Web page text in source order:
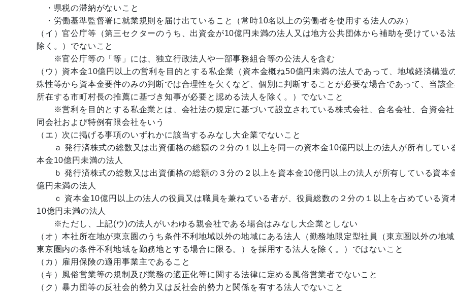
・県税の滞納がないこと
・労働基準監督署に就業規則を届け出ていること（常時10名以上の労働者を使用する法人のみ）
（イ）官公庁等（第三セクターのうち、出資金が10億円未満の法人又は地方公共団体から補助を受けている
除く。）でないこと
※官公庁等の「等」には、独立行政法人や一部事務組合等の公法人を含む
（ウ）資本金10億円以上の営利を目的とする私企業（資本金概ね50億円未満の法人であって、地域経済構造
殊性等から資本金要件のみの判断では合理性を欠くなど、個別に判断することが必要な場合であって、当該
所在する市町村長の推薦に基づき知事が必要と認める法人を除く。）でないこと
※営利を目的とする私企業とは、会社法の規定に基づいて設立されている株式会社、合名会社、合資会社
同会社および特例有限会社をいう
（エ）次に掲げる事項のいずれかに該当するみなし大企業でないこと
ａ 発行済株式の総数又は出資価格の総額の２分の１以上を同一の資本金10億円以上の法人が所有してい
本金10億円未満の法人
ｂ 発行済株式の総数又は出資価格の総額の３分の２以上を資本金10億円以上の法人が所有している資本
億円未満の法人
ｃ 資本金10億円以上の法人の役員又は職員を兼ねている者が、役員総数の２分の１以上を占めている資
10億円未満の法人
※ただし、上記(ウ)の法人がいわゆる親会社である場合はみなし大企業としない
（オ）本社所在地が東京圏のうち条件不利地域以外の地域にある法人（勤務地限定型社員（東京圏以外の地
東京圏内の条件不利地域を勤務地とする場合に限る。）を採用する法人を除く。）ではないこと
（カ）雇用保険の適用事業主であること
（キ）風俗営業等の規制及び業務の適正化等に関する法律に定める風俗営業者でないこと
（ク）暴力団等の反社会的勢力又は反社会的勢力と関係を有する法人でないこと